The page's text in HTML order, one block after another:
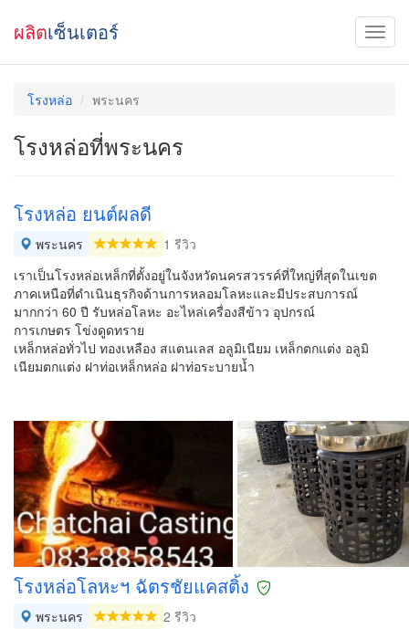
ผลิตเซ็นเตอร์
โรงหล่อ พระนคร
โรงหล่อที่พระนคร
โรงหล่อ ยนต์ผลดี
พระนคร
1 รีวิว
เราเป็นโรงหล่อเหล็กที่ตั้งอยู่ในจังหวัดนครสวรรค์ที่ใหญ่ที่สุดในเขต
ภาคเหนือที่ดำเนินธุรกิจด้านการหลอมโลหะและมีประสบการณ์
มากกว่า 60 ปี รับหล่อโลหะ อะไหล่เครื่องสีข้าว อุปกรณ์
การเกษตร โข่งดูดทราย
เหล็กหล่อทั่วไป ทองเหลือง สแตนเลส อลูมิเนียม เหล็กตกแต่ง อลูมิ
เนียมตกแต่ง ฝาท่อเหล็กหล่อ ฝาท่อระบายน้ำ
โรงหล่อโลหะฯ ฉัตรชัยแคสติ้ง
พระนคร
2 รีวิว